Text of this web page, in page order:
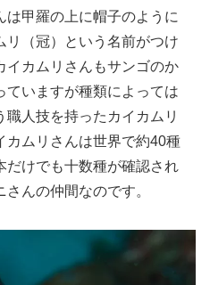
は甲羅の上に帽子のように
リ（冠）という名前がつけ
イカムリさんもサンゴのか
ていますが種類によっては
人技を持ったカイカムリ
カムリさんは世界で約40種
だけでも十数種が確認され
んの仲間なのです。